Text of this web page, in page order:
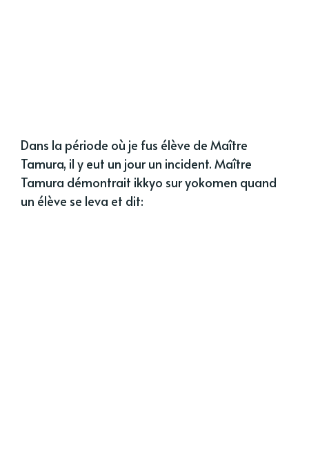
Dans la période où je fus élève de Maître
Tamura, il y eut un jour un incident. Maître
Tamura démontrait ikkyo sur yokomen quand
un élève se leva et dit: